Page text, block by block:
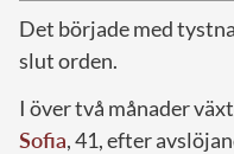
Det började med
slut orden.
I över två månader
Sofia, 41, efter